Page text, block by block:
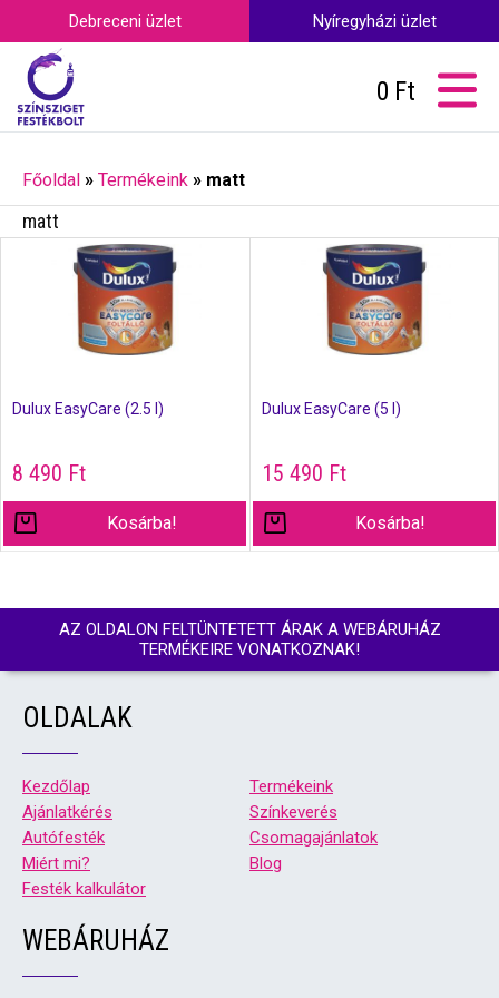
Debreceni üzlet Nyíregyházi üzlet
0 Ft
Főoldal » Termékeink » matt
matt
Dulux EasyCare (2.5 l)
8 490 Ft
Kosárba!
Dulux EasyCare (5 l)
15 490 Ft
Kosárba!
AZ OLDALON FELTÜNTETETT ÁRAK A WEBÁRUHÁZ
TERMÉKEIRE VONATKOZNAK!
OLDALAK
Kezdőlap
Termékeink
Ajánlatkérés
Színkeverés
Autófesték
Csomagajánlatok
Miért mi?
Blog
Festék kalkulátor
WEBÁRUHÁZ